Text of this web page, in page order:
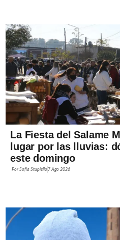
La Fiesta del Salame
lugar por las lluvias:
este domingo
PorSofía Stupiello 7 Ago 2026